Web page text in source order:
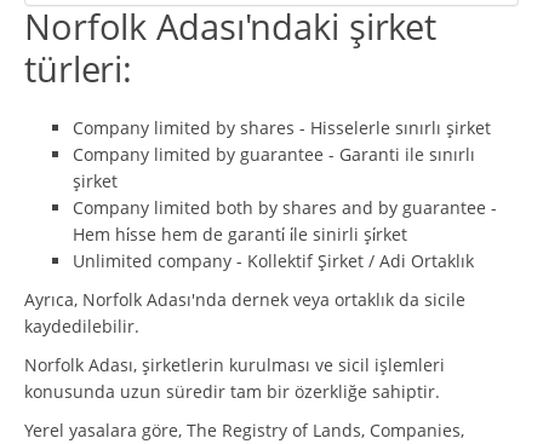
Norfolk Adası'ndaki şirket
türleri:
Company limited by shares - Hisselerle sınırlı şirket
Company limited by guarantee - Garanti ile sınırlı
şirket
Company limited both by shares and by guarantee -
Hem hi̇sse hem de garanti̇ i̇le sinirli şi̇rket
Unlimited company - Kollektif Şirket / Adi Ortaklık
Ayrıca, Norfolk Adası'nda dernek veya ortaklık da sicile
kaydedilebilir.
Norfolk Adası, şirketlerin kurulması ve sicil işlemleri
konusunda uzun süredir tam bir özerkliğe sahiptir.
Yerel yasalara göre, The Registry of Lands, Companies,